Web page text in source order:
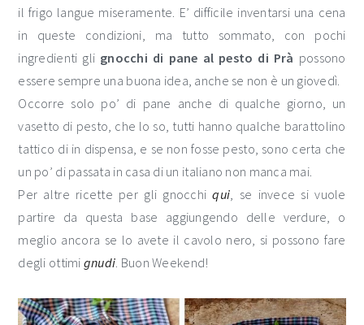
il frigo langue miseramente. E’ difficile inventarsi una cena
in queste condizioni, ma tutto sommato, con pochi
ingredienti gli gnocchi di pane al pesto di Prà possono
essere sempre una buona idea, anche se non è un giovedì.
Occorre solo po’ di pane anche di qualche giorno, un
vasetto di pesto, che lo so, tutti hanno qualche barattolino
tattico di in dispensa, e se non fosse pesto, sono certa che
un po’ di passata in casa di un italiano non manca mai.
Per altre ricette per gli gnocchiqui , se invece si vuole
partire da questa base aggiungendo delle verdure, o
meglio ancora se lo avete il cavolo nero, si possono fare
degli ottimi gnudi . Buon Weekend!